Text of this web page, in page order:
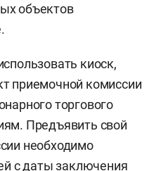
объектов
киоск,
приемочной комиссии
торгового
Предъявить свой
необходимо
с даты заключения